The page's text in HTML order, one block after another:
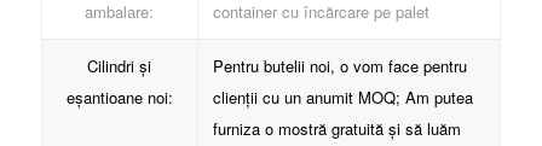
ambalare: container cu încărcare pe palet
Cilindri și
eșantioane noi:
Pentru butelii noi, o vom face pentru
clienții cu un anumit MOQ; Am putea
furniza o mostră gratuită și să luăm